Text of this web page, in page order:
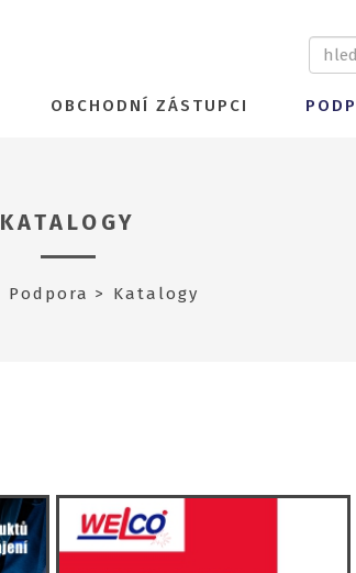
OBCHODNÍ ZÁSTUPCI
KATALOGY
Podpora Katalogy